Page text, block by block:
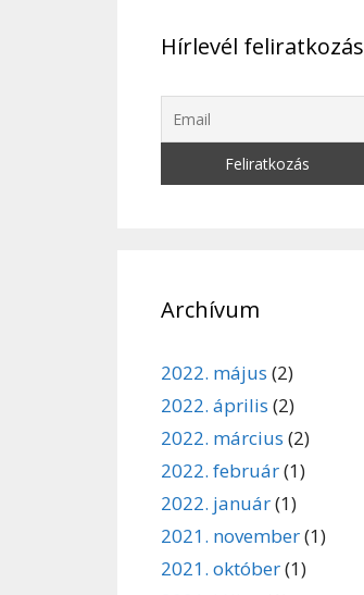
Hírlevél feliratkozás
Archívum
2022. május (2)
2022. április (2)
2022. március (2)
2022. február(1)
2022. január(1)
2021. november(1)
2021. október(1)